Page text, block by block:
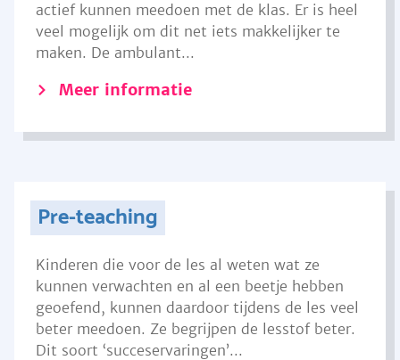
actief kunnen meedoen met de klas. Er is heel
veel mogelijk om dit net iets makkelijker te
maken. De ambulant...
Meer informatie
Pre-teaching
Kinderen die voor de les al weten wat ze
kunnen verwachten en al een beetje hebben
geoefend, kunnen daardoor tijdens de les veel
beter meedoen. Ze begrijpen de lesstof beter.
Dit soort ‘succeservaringen’...